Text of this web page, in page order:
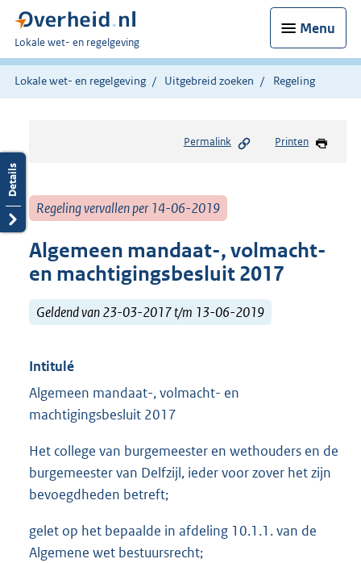
Menu
U
bent
hier:
Lokale wet- en regelgeving
Lokale wet- en regelgeving Uitgebreid zoeken Regeling
Permalink Printen
Regeling vervallen per 14-06-2019
Algemeen mandaat-, volmacht-
en machtigingsbesluit 2017
Geldend van 23-03-2017 t/m 13-06-2019
Intitulé
Algemeen mandaat-, volmacht- en
machtigingsbesluit 2017
Het college van burgemeester en wethouders en de
burgemeester van Delfzijl, ieder voor zover het zijn
bevoegdheden betreft;
gelet op het bepaalde in afdeling 10.1.1. van de
Algemene wet bestuursrecht;